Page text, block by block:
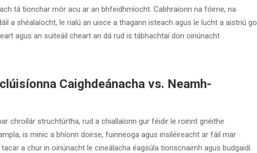
tá tionchar mór acu ar an bhfeidhmíocht. Cabhraíonn na fóirne, na
a shéalaíocht, le rialú an uisce a thagann isteach agus le lucht a aistriú go
agus an suiteáil cheart an dá rud is tábhachtaí don oiriúnacht
Caighdeánacha vs. Neamh-
chroílár struchtúrtha, rud a chiallaíonn gur féidir le roinnt gnéithe
is minic a bhíonn doirse, fuinneoga agus insiléireacht ar fáil mar
a chur in oiriúnacht le cineálacha éagsúla tionscnaimh agus budgaidí.